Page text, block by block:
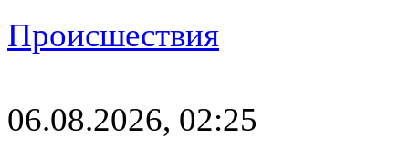
Происшествия
06.08.2026, 02:25